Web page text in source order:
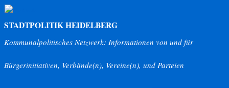
Direkt zum Inhalt
STADTPOLITIK HEIDELBERG
Kommunalpolitisches Netzwerk: Informationen von und für
Bürgerinitiativen, Verbände(n), Vereine(n), und Parteien